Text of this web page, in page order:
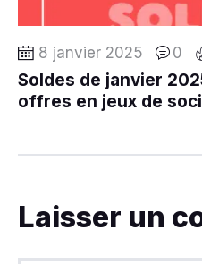
8 janvier 2025 0
Soldes de janvier
offres en jeux de
Laisser un